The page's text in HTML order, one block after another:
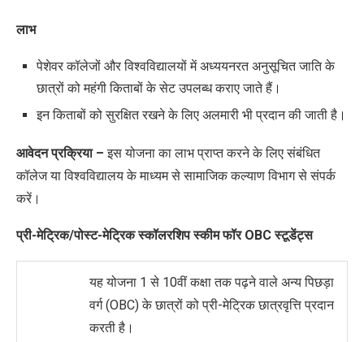
लाभ
पेशेवर कॉलेजों और विश्वविद्यालयों में अध्ययनरत अनुसूचित जाति के
छात्रों को महंगी किताबों के सेट उपलब्ध कराए जाते हैं।
इन किताबों को सुरक्षित रखने के लिए अलमारी भी प्रदान की जाती है।
आवेदन प्रक्रिया –इस योजना का लाभ प्राप्त करने के लिए संबंधित
कॉलेज या विश्वविद्यालय के माध्यम से सामाजिक कल्याण विभाग से संपर्क
करें।
प्री-मेट्रिक/पोस्ट-मेट्रिक स्कॉलरशिप स्कीम फॉर OBC स्टूडेंट्स
यह योजना 1 से 10वीं कक्षा तक पढ़ने वाले अन्य पिछड़ा
वर्ग (OBC) के छात्रों को प्री-मेट्रिक छात्रवृत्ति प्रदान
करती है।